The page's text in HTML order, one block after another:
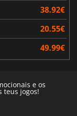
38.92€
20.55€
49.99€
e os
teus jogos!